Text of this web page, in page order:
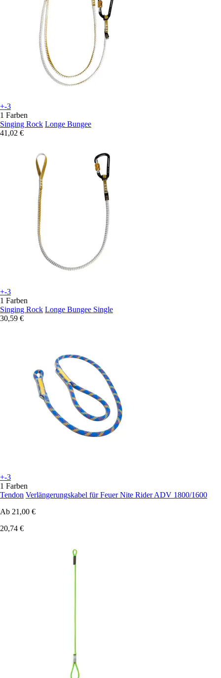
+-3
1 Farben
Singing Rock Longe Bungee
41,02 €
+-3
1 Farben
Singing Rock Longe Bungee Single
30,59 €
+-3
1 Farben
Tendon Verlängerungskabel für Feuer Nite Rider ADV 1800/1600
Ab 21,00 €
20,74 €